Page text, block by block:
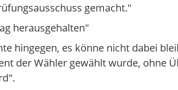
gemacht."
herausgehalten"
hingegen, es könne nicht dabei
der Wähler gewählt wurde, ohne